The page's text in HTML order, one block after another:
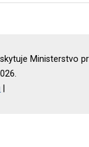
Ministerstvo